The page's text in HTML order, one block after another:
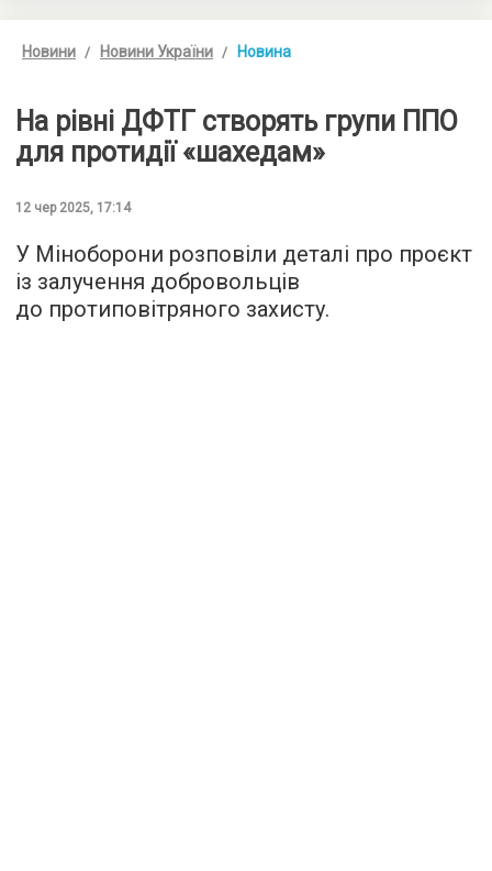
Новини Новини України Новина
На рівні ДФТГ створять групи ППО
для протидії «шахедам»
12 чер 2025, 17:14
У Міноборони розповіли деталі про проєкт
із залучення добровольців
до протиповітряного захисту.